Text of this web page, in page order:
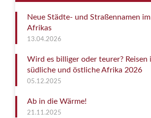
Neue Städte- und Straßennamen
Afrikas
13.04.2026
Wird es billiger oder teurer? Reisen
südliche und östliche Afrika 2026
05.12.2025
Ab in die Wärme!
21.11.2025